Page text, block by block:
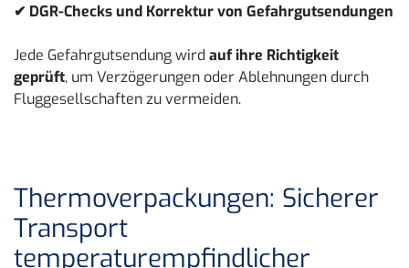
✔ DGR-Checks und Korrektur von Gefahrgutsendungen
Jede Gefahrgutsendung wird auf ihre Richtigkeit
geprüft, um Verzögerungen oder Ablehnungen durch
Fluggesellschaften zu vermeiden.
Thermoverpackungen: Sicherer
Transport
temperaturempfindlicher